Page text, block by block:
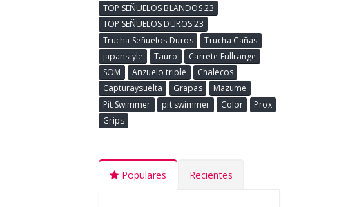
TOP SEÑUELOS BLANDOS 23
TOP SEÑUELOS DUROS 23
Trucha Señuelos Duros
Trucha Cañas
japanstyle
Tauro
Carrete Fullrange
SOM
Anzuelo triple
Chalecos
Capturaysuelta
Grapas
Mazume
Pit Swimmer
pit swimmer Color
Prox
Grips
Populares Recientes